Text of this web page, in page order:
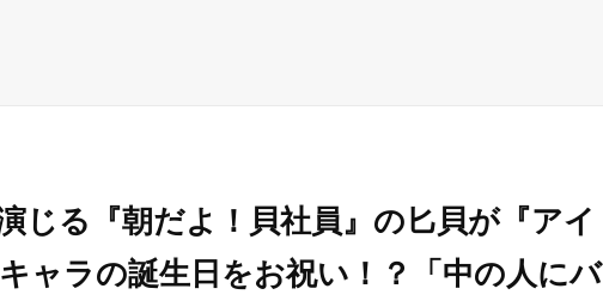
じる『朝だよ！貝社員』の匕貝が『アイ
ャラの誕生日をお祝い！？「中の人にバ